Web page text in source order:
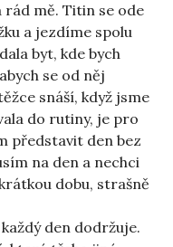
rád mě. Titin se ode
a jezdíme spolu
byt, kde bych
se od něj
snáší, když jsme
do rutiny, je pro
představit den bez
na den a nechci
dobu, strašně
den dodržuje.